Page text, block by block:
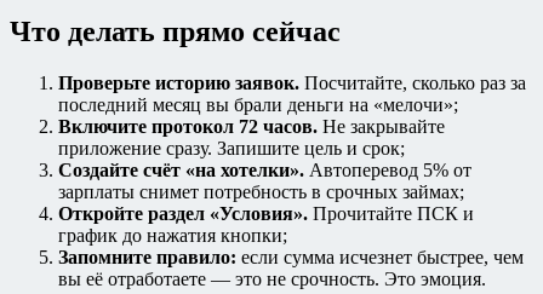
Что делать прямо сейчас
Проверьте историю заявок. Посчитайте, сколько раз за
последний месяц вы брали деньги на «мелочи»;
Включите протокол 72 часов. Не закрывайте
приложение сразу. Запишите цель и срок;
Создайте счёт «на хотелки». Автоперевод 5% от
зарплаты снимет потребность в срочных займах;
Откройте раздел «Условия». Прочитайте ПСК и
график до нажатия кнопки;
Запомните правило: если сумма исчезнет быстрее, чем
вы её отработаете — это не срочность. Это эмоция.